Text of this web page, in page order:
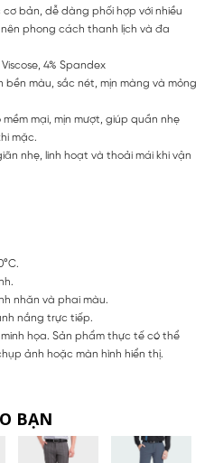
bản, dễ dàng phối hợp với nhiều
phong cách thanh lịch và đa
Viscose, 4% Spandex
bền màu, sắc nét, mịn màng và mỏng
mềm mại, mịn mượt, giúp quần nhẹ
mặc.
nhẹ, linh hoạt và thoải mái khi vận
nhăn và phai màu.
nắng trực tiếp.
họa. Sản phẩm thực tế có thể
ảnh hoặc màn hình hiển thị.
BẠN